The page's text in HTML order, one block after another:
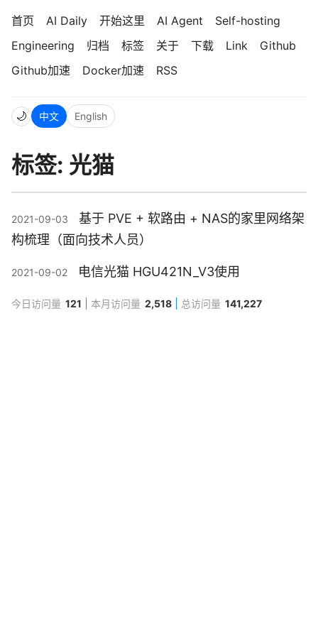
首页 AI Daily 开始这里 AI Agent
Self-hosting
Engineering
归档 标签 关于 下载 Link
Github
Github加速
Docker加速 RSS
🌙 中文 English
标签: 光猫
2021-09-03
基于 PVE + 软路由 + NAS的家里网络架
构梳理（面向技术人员）
2021-09-02 电信光猫 HGU421N_V3使用
今日访问量 121 本月访问量 2,518 总访问量 141,227